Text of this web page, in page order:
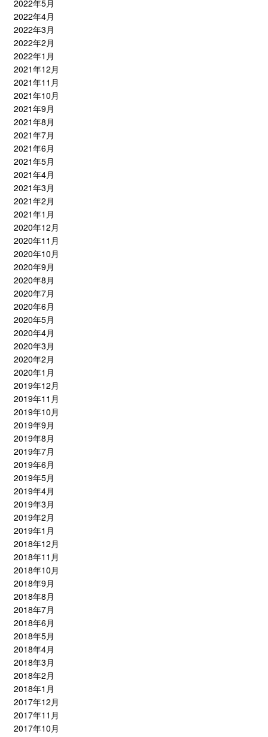
2022年5月
2022年4月
2022年3月
2022年2月
2022年1月
2021年12月
2021年11月
2021年10月
2021年9月
2021年8月
2021年7月
2021年6月
2021年5月
2021年4月
2021年3月
2021年2月
2021年1月
2020年12月
2020年11月
2020年10月
2020年9月
2020年8月
2020年7月
2020年6月
2020年5月
2020年4月
2020年3月
2020年2月
2020年1月
2019年12月
2019年11月
2019年10月
2019年9月
2019年8月
2019年7月
2019年6月
2019年5月
2019年4月
2019年3月
2019年2月
2019年1月
2018年12月
2018年11月
2018年10月
2018年9月
2018年8月
2018年7月
2018年6月
2018年5月
2018年4月
2018年3月
2018年2月
2018年1月
2017年12月
2017年11月
2017年10月